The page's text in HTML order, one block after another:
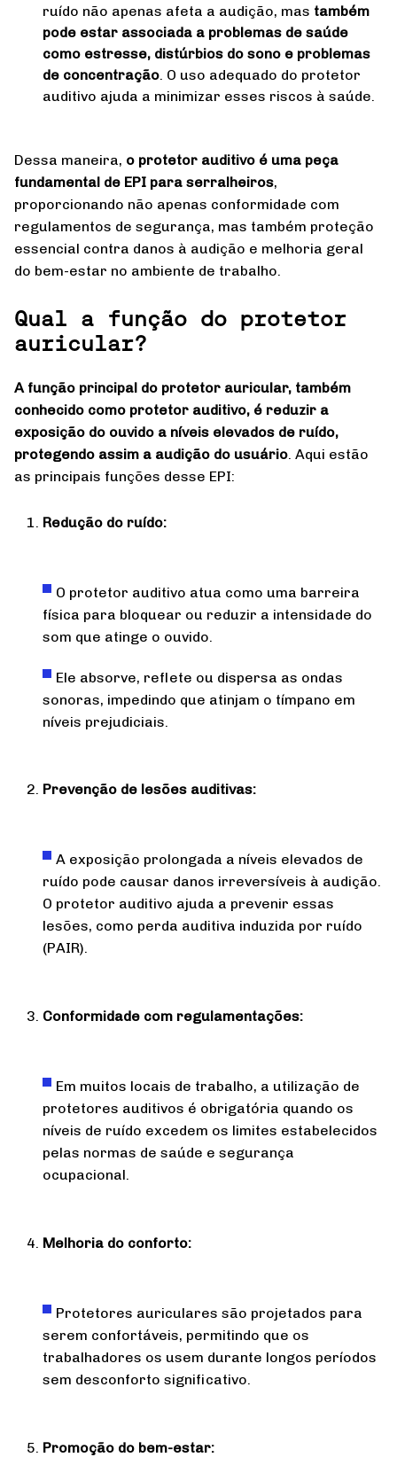
ruído não apenas afeta a audição, mas também
pode estar associada a problemas de saúde
como estresse, distúrbios do sono e problemas
de concentração. O uso adequado do protetor
auditivo ajuda a minimizar esses riscos à saúde.
Dessa maneira, o protetor auditivo é uma peça
fundamental de EPI para serralheiros,
proporcionando não apenas conformidade com
regulamentos de segurança, mas também proteção
essencial contra danos à audição e melhoria geral
do bem-estar no ambiente de trabalho.
Qual a função do protetor
auricular?
A função principal do protetor auricular, também
conhecido como protetor auditivo, é reduzir a
exposição do ouvido a níveis elevados de ruído,
protegendo assim a audição do usuário. Aqui estão
as principais funções desse EPI:
Redução do ruído:
O protetor auditivo atua como uma barreira
física para bloquear ou reduzir a intensidade do
som que atinge o ouvido.
Ele absorve, reflete ou dispersa as ondas
sonoras, impedindo que atinjam o tímpano em
níveis prejudiciais.
Prevenção de lesões auditivas:
A exposição prolongada a níveis elevados de
ruído pode causar danos irreversíveis à audição.
O protetor auditivo ajuda a prevenir essas
lesões, como perda auditiva induzida por ruído
(PAIR).
Conformidade com regulamentações:
Em muitos locais de trabalho, a utilização de
protetores auditivos é obrigatória quando os
níveis de ruído excedem os limites estabelecidos
pelas normas de saúde e segurança
ocupacional.
Melhoria do conforto:
Protetores auriculares são projetados para
serem confortáveis, permitindo que os
trabalhadores os usem durante longos períodos
sem desconforto significativo.
Promoção do bem-estar: